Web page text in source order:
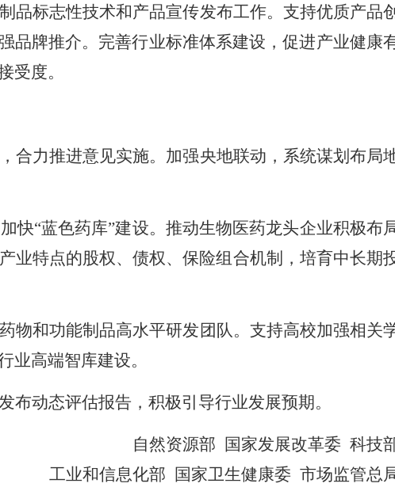
品标志性技术和产品宣传发布工作。支持优质产品
品牌推介。完善行业标准体系建设，促进产业健康
受度。
合力推进意见实施。加强央地联动，系统谋划布局
快“蓝色药库”建设。推动生物医药龙头企业积极布
业特点的股权、债权、保险组合机制，培育中长期
物和功能制品高水平研发团队。支持高校加强相关
业高端智库建设。
布动态评估报告，积极引导行业发展预期。
自然资源部 国家发展改革委 科技
工业和信息化部 国家卫生健康委 市场监管总